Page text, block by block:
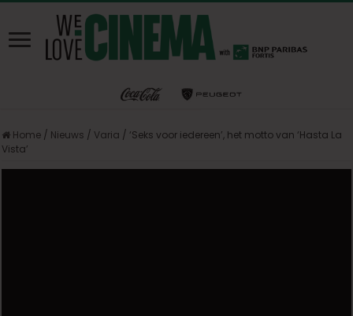
Home / Nieuws / Varia / ‘Seks voor iedereen’, het motto van ‘Hasta La
Vista’